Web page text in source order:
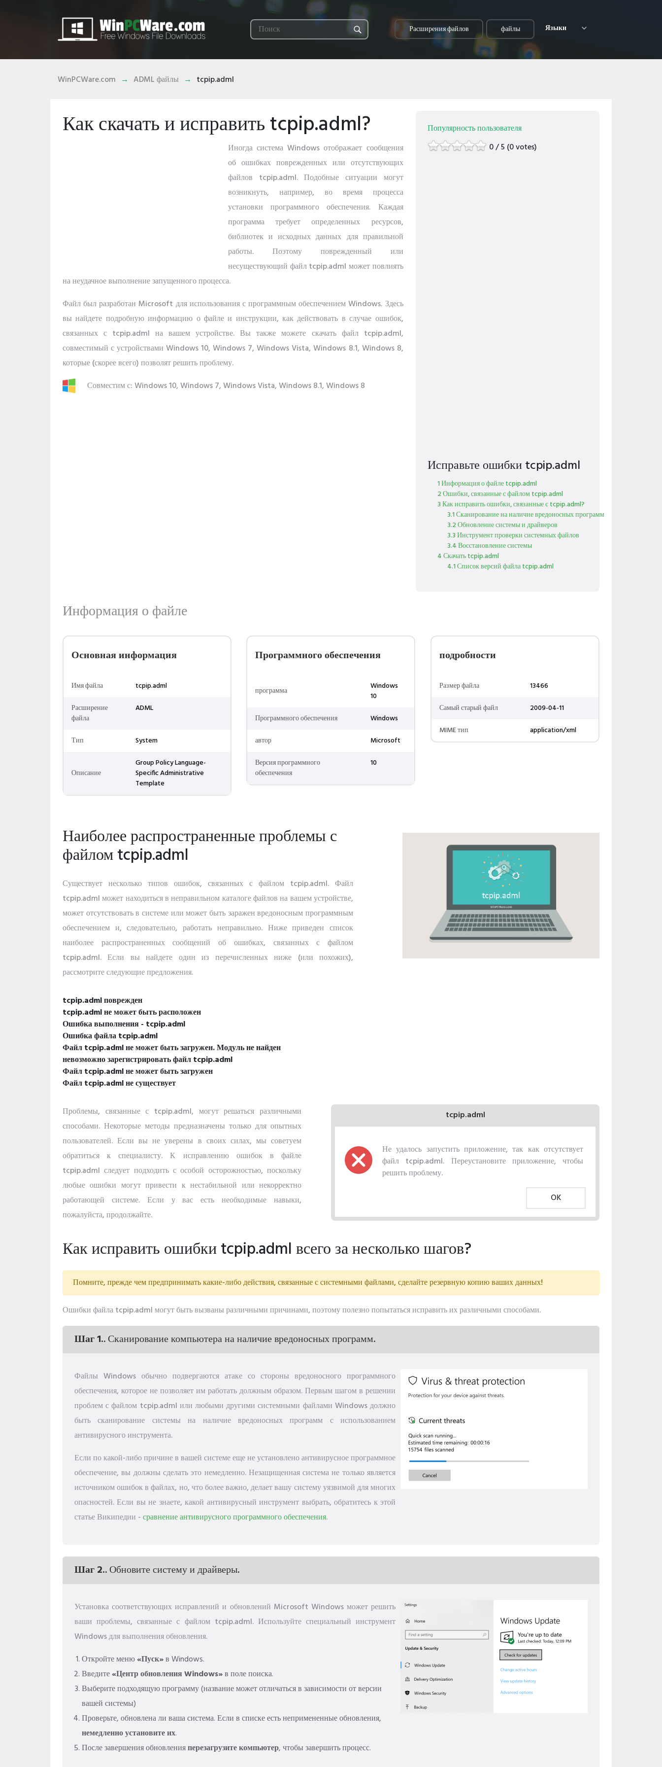
Расширения файлов файлы Языки
WinPCWare.com ADML файлы tcpip.adml
Как скачать и исправить tcpip.adml?
Иногда система Windows отображает сообщения
об ошибках поврежденных или отсутствующих
файлов tcpip.adml. Подобные ситуации могут
возникнуть, например, во время процесса
установки программного обеспечения. Каждая
программа требует определенных ресурсов,
библиотек и исходных данных для правильной
работы. Поэтому поврежденный или
несуществующий файл tcpip.adml может повлиять
на неудачное выполнение запущенного процесса.
Файл был разработан Microsoft для использования с программным обеспечением Windows. Здесь
вы найдете подробную информацию о файле и инструкции, как действовать в случае ошибок,
связанных с tcpip.adml на вашем устройстве. Вы также можете скачать файл tcpip.adml,
совместимый с устройствами Windows 10, Windows 7, Windows Vista, Windows 8.1, Windows 8,
которые (скорее всего) позволят решить проблему.
Совместим с: Windows 10, Windows 7, Windows Vista, Windows 8.1, Windows 8
Популярность пользователя
0 / 5 (0 votes)
Исправьте ошибки tcpip.adml
1 Информация о файле tcpip.adml
2 Ошибки, связанные с файлом tcpip.adml
3 Как исправить ошибки, связанные с tcpip.adml?
3.1 Сканирование на наличие вредоносных программ
3.2 Обновление системы и драйверов
3.3 Инструмент проверки системных файлов
3.4 Восстановление системы
4 Скачать tcpip.adml
4.1 Список версий файла tcpip.adml
Информация о файле
Основная информация
Имя файла
tcpip.adml
Расширение
файла
ADML
Тип System
Описание
Group Policy Language-
Specific Administrative
Template
Программного обеспечения
программа
Windows
10
Программного обеспечения
Windows
автор
Microsoft
Версия программного
обеспечения
10
подробности
Размер файла
13466
Самый старый файл
2009-04-11
MIME тип
application/xml
Наиболее распространенные проблемы с
файлом tcpip.adml
Существует несколько типов ошибок, связанных с файлом tcpip.adml. Файл
tcpip.adml может находиться в неправильном каталоге файлов на вашем устройстве,
может отсутствовать в системе или может быть заражен вредоносным программным
обеспечением и, следовательно, работать неправильно. Ниже приведен список
наиболее распространенных сообщений об ошибках, связанных с файлом
tcpip.adml. Если вы найдете один из перечисленных ниже (или похожих),
рассмотрите следующие предложения.
tcpip.adml поврежден
tcpip.adml не может быть расположен
Ошибка выполнения - tcpip.adml
Ошибка файла tcpip.adml
Файл tcpip.adml не может быть загружен. Модуль не найден
невозможно зарегистрировать файл tcpip.adml
Файл tcpip.adml не может быть загружен
Файл tcpip.adml не существует
tcpip.adml
Не удалось запустить приложение, так как отсутствует
файл tcpip.adml. Переустановите приложение, чтобы
решить проблему.
OK
Проблемы, связанные с tcpip.adml, могут решаться различными
способами. Некоторые методы предназначены только для опытных
пользователей. Если вы не уверены в своих силах, мы советуем
обратиться к специалисту. К исправлению ошибок в файле
tcpip.adml следует подходить с особой осторожностью, поскольку
любые ошибки могут привести к нестабильной или некорректно
работающей системе. Если у вас есть необходимые навыки,
пожалуйста, продолжайте.
Как исправить ошибки tcpip.adml всего за несколько шагов?
Помните, прежде чем предпринимать какие-либо действия, связанные с системными файлами, сделайте резервную копию ваших данных!
Ошибки файла tcpip.adml могут быть вызваны различными причинами, поэтому полезно попытаться исправить их различными способами.
Шаг 1.. Сканирование компьютера на наличие вредоносных программ.
Файлы Windows обычно подвергаются атаке со стороны вредоносного программного
обеспечения, которое не позволяет им работать должным образом. Первым шагом в решении
проблем с файлом tcpip.adml или любыми другими системными файлами Windows должно
быть сканирование системы на наличие вредоносных программ с использованием
антивирусного инструмента.
Если по какой-либо причине в вашей системе еще не установлено антивирусное программное
обеспечение, вы должны сделать это немедленно. Незащищенная система не только является
источником ошибок в файлах, но, что более важно, делает вашу систему уязвимой для многих
опасностей. Если вы не знаете, какой антивирусный инструмент выбрать, обратитесь к этой
статье Википедии -сравнение антивирусного программного обеспечения.
Шаг 2.. Обновите систему и драйверы.
Установка соответствующих исправлений и обновлений Microsoft Windows может решить
ваши проблемы, связанные с файлом tcpip.adml. Используйте специальный инструмент
Windows для выполнения обновления.
Откройте меню«Пуск»в Windows.
Введите«Центр обновления Windows»в поле поиска.
Выберите подходящую программу (название может отличаться в зависимости от версии
вашей системы)
Проверьте, обновлена ​​ли ваша система. Если в списке есть непримененные обновления,
немедленно установите их.
После завершения обновленияперезагрузите компьютер, чтобы завершить процесс.